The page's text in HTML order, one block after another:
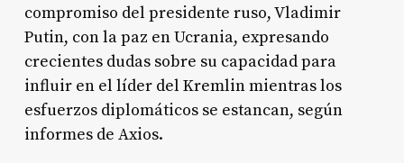
compromiso del presidente ruso, Vladimir
Putin, con la paz en Ucrania, expresando
crecientes dudas sobre su capacidad para
influir en el líder del Kremlin mientras los
esfuerzos diplomáticos se estancan, según
informes de Axios.